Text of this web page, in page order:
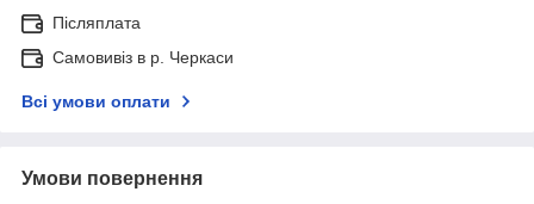
Післяплата
Самовивіз в р. Черкаси
Всі умови оплати
Умови повернення